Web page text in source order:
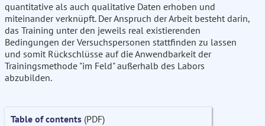
quantitative als auch qualitative Daten erhoben und
miteinander verknüpft. Der Anspruch der Arbeit besteht darin,
das Training unter den jeweils real existierenden
Bedingungen der Versuchspersonen stattfinden zu lassen
und somit Rückschlüsse auf die Anwendbarkeit der
Trainingsmethode "im Feld" außerhalb des Labors
abzubilden.
Table of contents (PDF)